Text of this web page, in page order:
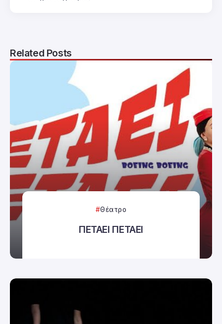
Related Posts
Θέατρο
ΠΕΤΑΕΙ ΠΕΤΑΕΙ